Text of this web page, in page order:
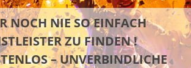
NOCH NIE SO EINFACH
ZU FINDEN !
– UNVERBINDLICHE